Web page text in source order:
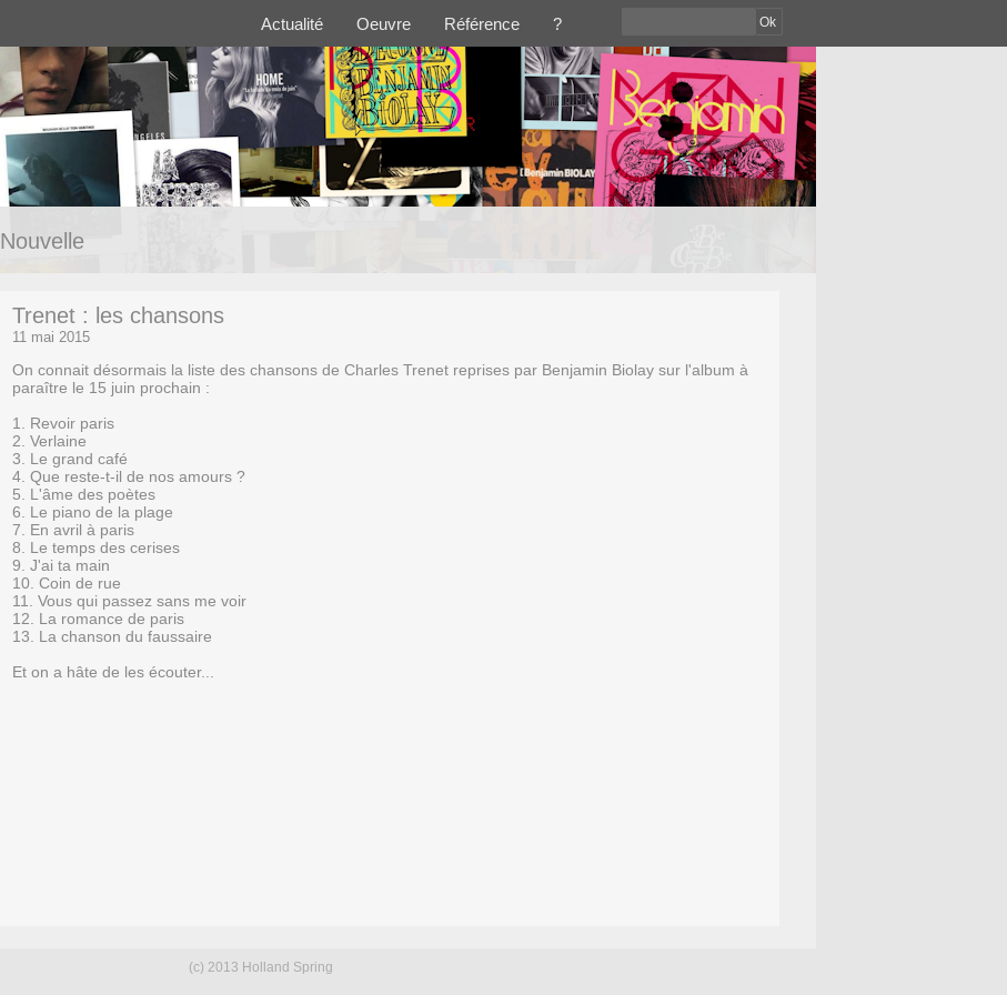
Nouvelle
Trenet : les chansons
11 mai 2015
On connait désormais la liste des chansons de Charles Trenet reprises par Benjamin Biolay sur l'album à
paraître le 15 juin prochain :
1. Revoir paris
2. Verlaine
3. Le grand café
4. Que reste-t-il de nos amours ?
5. L'âme des poètes
6. Le piano de la plage
7. En avril à paris
8. Le temps des cerises
9. J'ai ta main
10. Coin de rue
11. Vous qui passez sans me voir
12. La romance de paris
13. La chanson du faussaire
Et on a hâte de les écouter...
(c) 2013 Holland Spring
Ok
Actualité Oeuvre Référence ?